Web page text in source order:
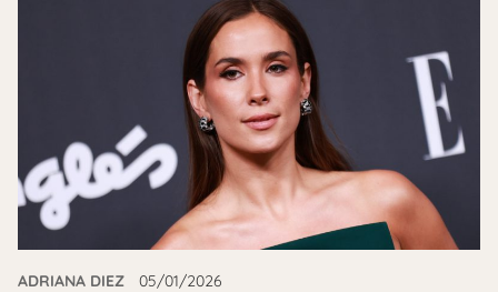
ADRIANA DIEZ 05/01/2026